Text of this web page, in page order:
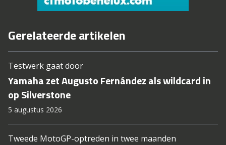
Gerelateerde artikelen
Testwerk gaat door
Yamaha zet Augusto Fernández als wildcard in
op Silverstone
5 augustus 2026
Tweede MotoGP-optreden in twee maanden